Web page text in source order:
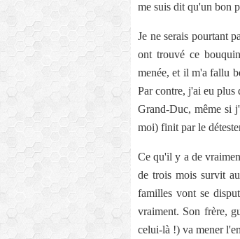
me suis dit qu'un bon
Je ne serais pourtant
ont trouvé ce
menée, et il m'a fallu
Par contre, j'ai eu plus
Grand-Duc, même si
moi) finit par le
Ce qu'il y a de
de trois mois survit
familles vont se
vraiment. Son frère,
celui-là !) va mener